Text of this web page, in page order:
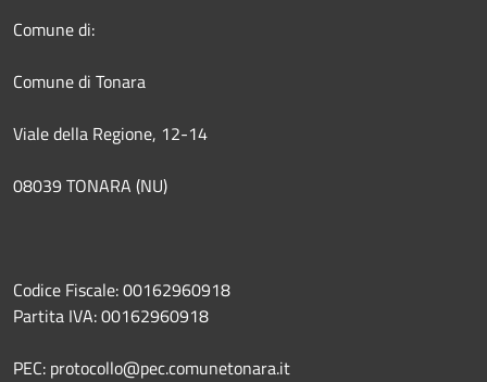
Comune di:
Comune di Tonara
Viale della Regione, 12-14
08039 TONARA (NU)
Codice Fiscale: 00162960918
Partita IVA: 00162960918
PEC: protocollo@pec.comunetonara.it